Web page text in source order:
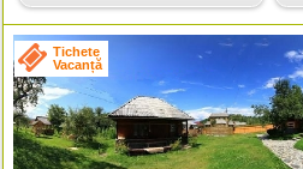
Tichete
Vacanță